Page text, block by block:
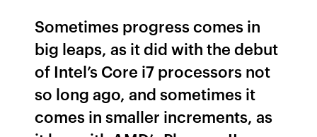
Sometimes progress comes in
big leaps, as it did with the debut
of Intel’s Core i7 processors not
so long ago, and sometimes it
comes in smaller increments, as